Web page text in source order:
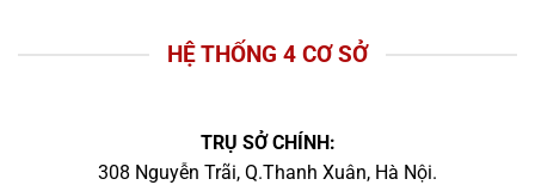
HỆ THỐNG 4 CƠ SỞ
TRỤ SỞ CHÍNH:
308 Nguyễn Trãi, Q.Thanh Xuân, Hà Nội.